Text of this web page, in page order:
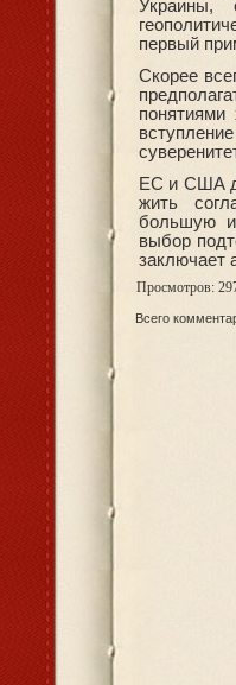
Украины,
первый
Скорее
ЕС и США
жить
большую
выбор
заключает
Просмотров:
Всего